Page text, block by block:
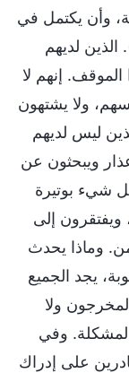
وأن يكتمل في
لديهم
الموقف. إنهم لا
ولا يشتهون
ليس لديهم
ويبحثون عن
شيء بوتيرة
ويفتقرون إلى
وماذا يحدث
يجد الجميع
ولا
المشكلة. وفي
على إدراك